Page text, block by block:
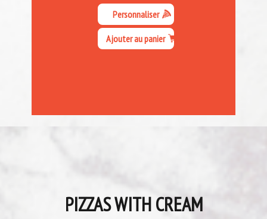
Personnaliser
Ajouter au panier
PIZZAS WITH CREAM